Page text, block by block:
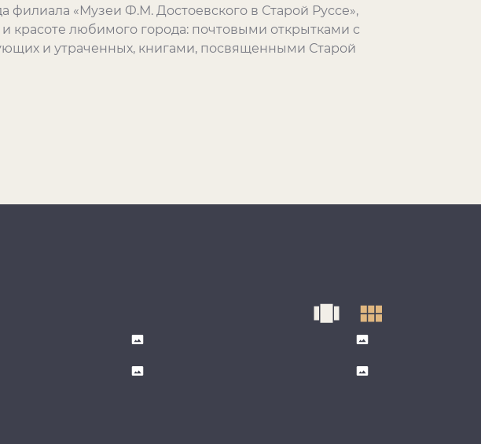
«Музеи Ф.М. Достоевского в Старой Руссе»,
красоте любимого города: почтовыми открытками с
и утраченных, книгами, посвященными Старой